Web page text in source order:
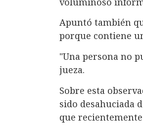
Apuntó también
porque contiene
"Una persona no
jueza.
Sobre esta
sido desahuciada
que